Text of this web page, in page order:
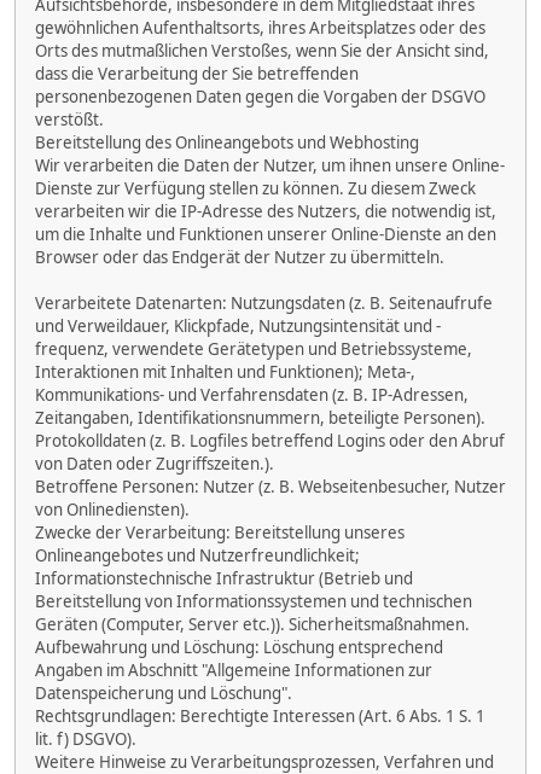
Aufsichtsbehörde, insbesondere in dem Mitgliedstaat ihres
gewöhnlichen Aufenthaltsorts, ihres Arbeitsplatzes oder des
Orts des mutmaßlichen Verstoßes, wenn Sie der Ansicht sind,
dass die Verarbeitung der Sie betreffenden
personenbezogenen Daten gegen die Vorgaben der DSGVO
verstößt.
Bereitstellung des Onlineangebots und Webhosting
Wir verarbeiten die Daten der Nutzer, um ihnen unsere Online-
Dienste zur Verfügung stellen zu können. Zu diesem Zweck
verarbeiten wir die IP-Adresse des Nutzers, die notwendig ist,
um die Inhalte und Funktionen unserer Online-Dienste an den
Browser oder das Endgerät der Nutzer zu übermitteln.
Verarbeitete Datenarten: Nutzungsdaten (z. B. Seitenaufrufe
und Verweildauer, Klickpfade, Nutzungsintensität und -
frequenz, verwendete Gerätetypen und Betriebssysteme,
Interaktionen mit Inhalten und Funktionen); Meta-,
Kommunikations- und Verfahrensdaten (z. B. IP-Adressen,
Zeitangaben, Identifikationsnummern, beteiligte Personen).
Protokolldaten (z. B. Logfiles betreffend Logins oder den Abruf
von Daten oder Zugriffszeiten.).
Betroffene Personen: Nutzer (z. B. Webseitenbesucher, Nutzer
von Onlinediensten).
Zwecke der Verarbeitung: Bereitstellung unseres
Onlineangebotes und Nutzerfreundlichkeit;
Informationstechnische Infrastruktur (Betrieb und
Bereitstellung von Informationssystemen und technischen
Geräten (Computer, Server etc.)). Sicherheitsmaßnahmen.
Aufbewahrung und Löschung: Löschung entsprechend
Angaben im Abschnitt "Allgemeine Informationen zur
Datenspeicherung und Löschung".
Rechtsgrundlagen: Berechtigte Interessen (Art. 6 Abs. 1 S. 1
lit. f) DSGVO).
Weitere Hinweise zu Verarbeitungsprozessen, Verfahren und